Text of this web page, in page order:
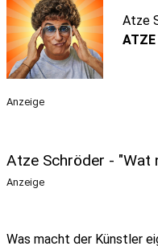
Atze
Anzeige
Atze Schröder - "Wat
Anzeige
Was macht der Künstler